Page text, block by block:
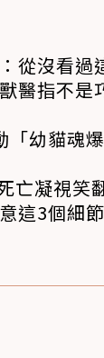
從沒看過
醫指不是
幼貓魂
亡凝視笑
這3個細